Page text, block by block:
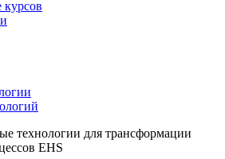
курсов
технологии для трансформации
EHS